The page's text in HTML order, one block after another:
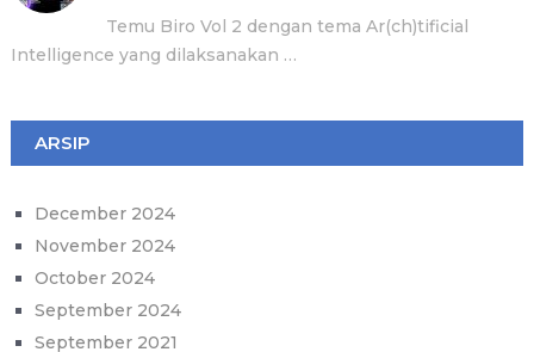
Temu Biro Vol 2 dengan tema Ar(ch)tificial
Intelligence yang dilaksanakan …
ARSIP
December 2024
November 2024
October 2024
September 2024
September 2021